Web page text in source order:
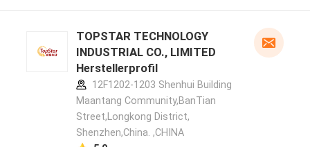
TOPSTAR TECHNOLOGY
INDUSTRIAL CO., LIMITED
Herstellerprofil
12F1202-1203 Shenhui Building
Maantang Community,BanTian
Street,Longkong District,
Shenzhen,China. ,CHINA